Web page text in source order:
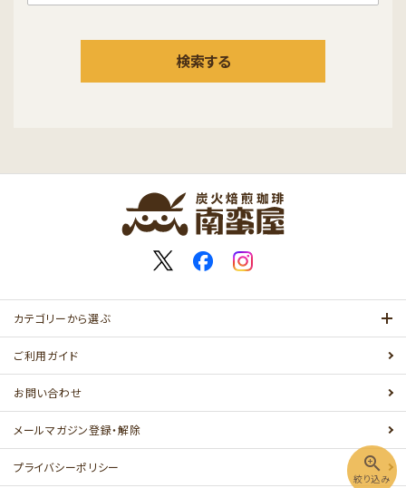
検索する
zoom_in
絞り込み
カテゴリーから選ぶ
ご利用ガイド
お問い合わせ
メールマガジン登録・解除
プライバシーポリシー